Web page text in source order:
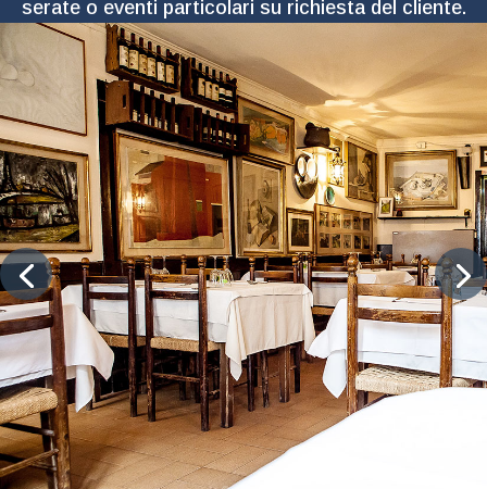
serate o eventi particolari su richiesta del cliente.